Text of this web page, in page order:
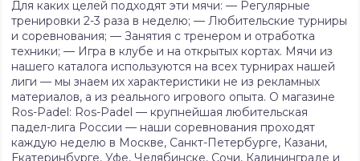
Для каких целей подходят эти мячи: — Регулярные
тренировки 2-3 раза в неделю; — Любительские турниры
и соревнования; — Занятия с тренером и отработка
техники; — Игра в клубе и на открытых кортах. Мячи из
нашего каталога используются на всех турнирах нашей
лиги — мы знаем их характеристики не из рекламных
материалов, а из реального игрового опыта. О магазине
Ros-Padel: Ros-Padel — крупнейшая любительская
падел-лига России — наши соревнования проходят
каждую неделю в Москве, Санкт-Петербурге, Казани,
Екатеринбурге, Уфе, Челябинске, Сочи, Калининграде и